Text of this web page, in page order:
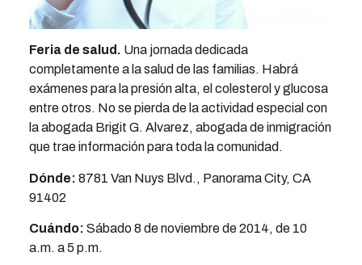
Feria de salud . Una jornada dedicada
completamente a la salud de las familias. Habrá
exámenes para la presión alta, el colesterol y glucosa
entre otros. No se pierda de la actividad especial con
la abogada Brigit G. Alvarez, abogada de inmigración
que trae información para toda la comunidad.
Dónde: 8781 Van Nuys Blvd., Panorama City, CA
91402
Cuándo: Sábado 8 de noviembre de 2014, de 10
a.m. a 5 p.m.